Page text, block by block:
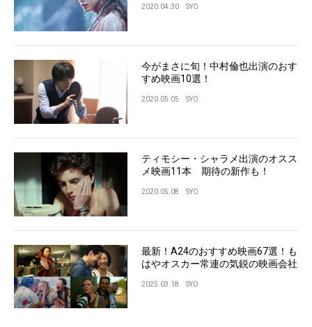
2020.04.30 SYO
今がまさに旬！中村倫也出演のおす
すめ映画10選！
2020.05.05 SYO
ティモシー・シャラメ出演のオスス
メ映画11本 期待の新作も！
2020.05.08 SYO
最新！A24のおすすめ映画67選！も
はやオスカー常連の気鋭の映画会社
2025.03.18 SYO